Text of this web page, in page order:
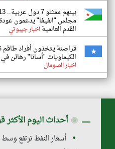
مجلس "الفيفا" يدعمون
القدم العالميةاخبار جيبوتي
قراصنة يتخذون أفراد طاقم
الكيماويات "أسانا" رهائن
اخبار الصومال
◉ أحداث اليوم الأكثر
أسعار النفط ترتفع